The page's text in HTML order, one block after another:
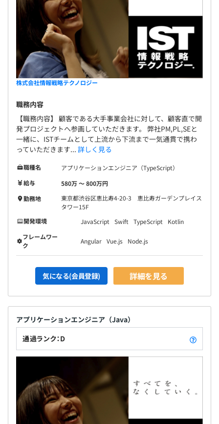
株式会社情報戦略テクノロジー
職務内容
【職務内容】 顧客である大手事業会社に対して、顧客直で開
発プロジェクトへ参画していただきます。 弊社PM,PL,SEと
一緒に、ISTチームとして上流から下流まで一気通貫で携わ
っていただきます... 詳しく見る
職種名
アプリケーションエンジニア（TypeScript）
給与
580万 〜 800万円
勤務地
東京都渋谷区恵比寿4-20-3 恵比寿ガーデンプレイス
タワー15F
開発環境
JavaScript Swift TypeScript
Kotlin
フレームワー
ク
Angular Vue.js Node.js
気になる(会員登録) 詳細を見る
アプリケーションエンジニア（Java）
通過ランク：D